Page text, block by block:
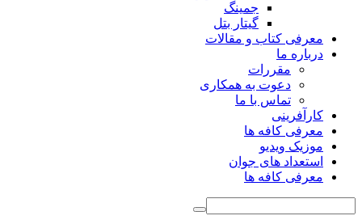
جمینگ
گیتار بتل
معرفی کتاب و مقالات
درباره ما
مقررات
دعوت به همکاری
تماس با ما
کارآفرینی
معرفی کافه ها
موزیک ویدیو
استعداد های جوان
معرفی کافه ها